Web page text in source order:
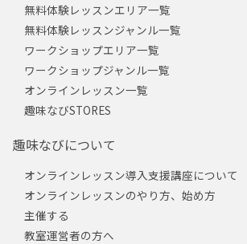
無料体験レッスンエリア一覧
無料体験レッスンジャンル一覧
ワークショップエリア一覧
ワークショップジャンル一覧
オンラインレッスン一覧
趣味なびSTORES
趣味なびについて
オンラインレッスン導入支援講座について
オンラインレッスンのやり方、始め方
主催する
教室運営者の方へ